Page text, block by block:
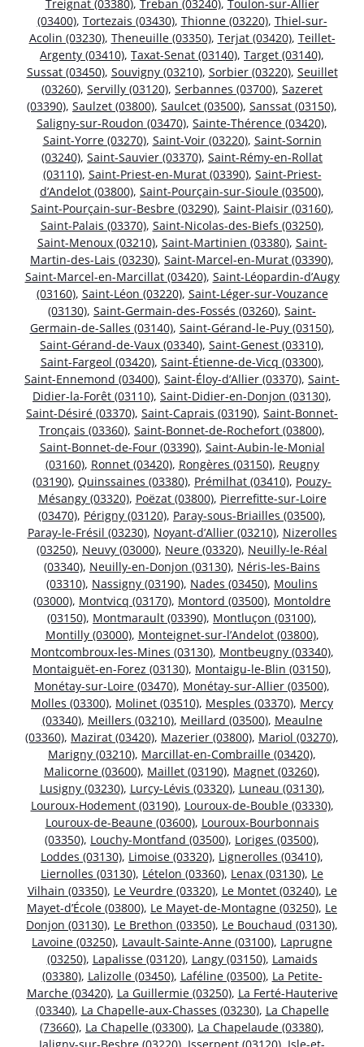
Treignat (03380), Treban (03240), Toulon-sur-Allier
(03400), Tortezais (03430), Thionne (03220), Thiel-sur-
Acolin (03230), Theneuille (03350), Terjat (03420), Teillet-
Argenty (03410), Taxat-Senat (03140), Target (03140),
Sussat (03450), Souvigny (03210), Sorbier (03220), Seuillet
(03260), Servilly (03120), Serbannes (03700), Sazeret
(03390), Saulzet (03800), Saulcet (03500), Sanssat (03150),
Saligny-sur-Roudon (03470), Sainte-Thérence (03420),
Saint-Yorre (03270), Saint-Voir (03220), Saint-Sornin
(03240), Saint-Sauvier (03370), Saint-Rémy-en-Rollat
(03110), Saint-Priest-en-Murat (03390), Saint-Priest-
d’Andelot (03800), Saint-Pourçain-sur-Sioule (03500),
Saint-Pourçain-sur-Besbre (03290), Saint-Plaisir (03160),
Saint-Palais (03370), Saint-Nicolas-des-Biefs (03250),
Saint-Menoux (03210), Saint-Martinien (03380), Saint-
Martin-des-Lais (03230), Saint-Marcel-en-Murat (03390),
Saint-Marcel-en-Marcillat (03420), Saint-Léopardin-d’Augy
(03160), Saint-Léon (03220), Saint-Léger-sur-Vouzance
(03130), Saint-Germain-des-Fossés (03260), Saint-
Germain-de-Salles (03140), Saint-Gérand-le-Puy (03150),
Saint-Gérand-de-Vaux (03340), Saint-Genest (03310),
Saint-Fargeol (03420), Saint-Étienne-de-Vicq (03300),
Saint-Ennemond (03400), Saint-Éloy-d’Allier (03370), Saint-
Didier-la-Forêt (03110), Saint-Didier-en-Donjon (03130),
Saint-Désiré (03370), Saint-Caprais (03190), Saint-Bonnet-
Tronçais (03360), Saint-Bonnet-de-Rochefort (03800),
Saint-Bonnet-de-Four (03390), Saint-Aubin-le-Monial
(03160), Ronnet (03420), Rongères (03150), Reugny
(03190), Quinssaines (03380), Prémilhat (03410), Pouzy-
Mésangy (03320), Poëzat (03800), Pierrefitte-sur-Loire
(03470), Périgny (03120), Paray-sous-Briailles (03500),
Paray-le-Frésil (03230), Noyant-d’Allier (03210), Nizerolles
(03250), Neuvy (03000), Neure (03320), Neuilly-le-Réal
(03340), Neuilly-en-Donjon (03130), Néris-les-Bains
(03310), Nassigny (03190), Nades (03450), Moulins
(03000), Montvicq (03170), Montord (03500), Montoldre
(03150), Montmarault (03390), Montluçon (03100),
Montilly (03000), Monteignet-sur-l’Andelot (03800),
Montcombroux-les-Mines (03130), Montbeugny (03340),
Montaiguët-en-Forez (03130), Montaigu-le-Blin (03150),
Monétay-sur-Loire (03470), Monétay-sur-Allier (03500),
Molles (03300), Molinet (03510), Mesples (03370), Mercy
(03340), Meillers (03210), Meillard (03500), Meaulne
(03360), Mazirat (03420), Mazerier (03800), Mariol (03270),
Marigny (03210), Marcillat-en-Combraille (03420),
Malicorne (03600), Maillet (03190), Magnet (03260),
Lusigny (03230), Lurcy-Lévis (03320), Luneau (03130),
Louroux-Hodement (03190), Louroux-de-Bouble (03330),
Louroux-de-Beaune (03600), Louroux-Bourbonnais
(03350), Louchy-Montfand (03500), Loriges (03500),
Loddes (03130), Limoise (03320), Lignerolles (03410),
Liernolles (03130), Lételon (03360), Lenax (03130), Le
Vilhain (03350), Le Veurdre (03320), Le Montet (03240), Le
Mayet-d’École (03800), Le Mayet-de-Montagne (03250), Le
Donjon (03130), Le Brethon (03350), Le Bouchaud (03130),
Lavoine (03250), Lavault-Sainte-Anne (03100), Laprugne
(03250), Lapalisse (03120), Langy (03150), Lamaids
(03380), Lalizolle (03450), Laféline (03500), La Petite-
Marche (03420), La Guillermie (03250), La Ferté-Hauterive
(03340), La Chapelle-aux-Chasses (03230), La Chapelle
(73660), La Chapelle (03300), La Chapelaude (03380),